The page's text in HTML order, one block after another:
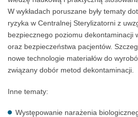
W wykładach poruszane były tematy
ryzyka w Centralnej Sterylizatorni z
bezpiecznego poziomu dekontaminacji
oraz bezpieczeństwa pacjentów.
nowe technologie materiałów do
związany dobór metod dekontaminacji.
Inne tematy:
Występowanie narażenia